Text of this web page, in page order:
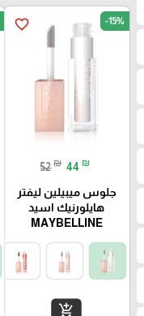
favorite_border -15%
52 ₪ 44 ₪
جلوس میبیلین لیفتر
هايلورنيك اسيد
MAYBELLINE
add_shopping_cart